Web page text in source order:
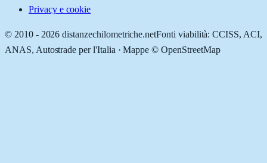
Privacy e cookie
© 2010 - 2026 distanzechilometriche.netFonti viabilità: CCISS, ACI,
ANAS, Autostrade per l'Italia · Mappe © OpenStreetMap